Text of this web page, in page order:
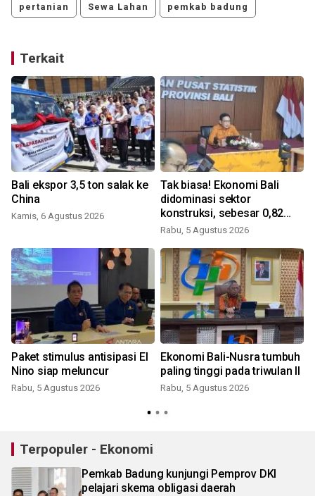
pertanian Sewa Lahan pemkab badung
Terkait
Bali ekspor 3,5 ton salak ke
China
Kamis, 6 Agustus 2026
Tak biasa! Ekonomi Bali
didominasi sektor
konstruksi, sebesar 0,82
persen
Rabu, 5 Agustus 2026
Paket stimulus antisipasi El
Nino siap meluncur
Rabu, 5 Agustus 2026
Ekonomi Bali-Nusra tumbuh
paling tinggi pada triwulan II
Rabu, 5 Agustus 2026
Terpopuler - Ekonomi
Pemkab Badung kunjungi Pemprov DKI
pelajari skema obligasi daerah